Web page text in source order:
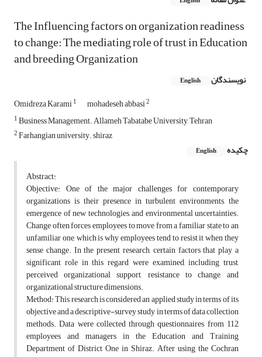
The Influencing factors on organization readiness
to change: The mediating role of trust in Education
and breeding Organization
نویسندگان English
Omidreza Karami1 mohadeseh abbasi2
1Business Management. Allameh Tabatabe University, Tehran
2Farhangian university. shiraz
چکیده
English
Abstract:
Objective: One of the major challenges for contemporary
organizations is their presence in turbulent environments, the
emergence of new technologies, and environmental uncertainties.
Change often forces employees to move from a familiar state to an
unfamiliar one, which is why employees tend to resist it when they
sense change. In the present research, certain factors that play a
significant role in this regard were examined, including trust,
perceived organizational support, resistance to change, and
organizational structure dimensions.
Method: This research is considered an applied study in terms of its
objective and a descriptive-survey study in terms of data collection
methods. Data were collected through questionnaires from 112
employees and managers in the Education and Training
Department of District One in Shiraz. After using the Cochran